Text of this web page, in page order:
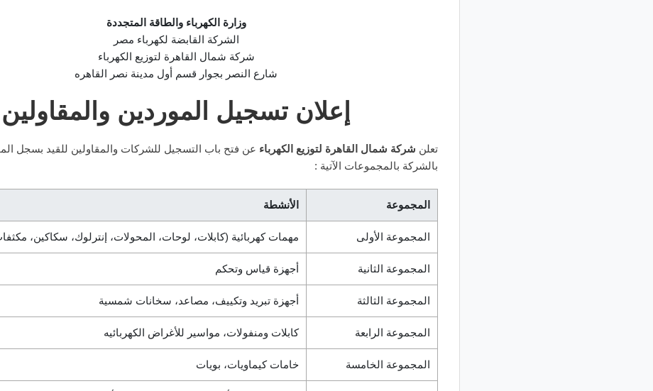
وزارة الكهرباء والطاقة المتجددة
الشركة القابضة لكهرباء مصر
شركة شمال القاهرة لتوزيع الكهرباء
شارع النصر بجوار قسم أول مدينة نصر القاهره
إعلان تسجيل الموردين والمقاولين
تعلن شركة شمال القاهرة لتوزيع الكهرباء عن فتح باب التسجيل للشركات والمقاولين للقيد بسجل
بالشركة بالمجموعات الآتية :
المجموعة الأنشطة
المجموعة الأولى مهمات كهربائية (كابلات، لوحات، المحولات، إنترلوك، سكاكين،
المجموعة الثانية أجهزة قياس وتحكم
المجموعة الثالثة أجهزة تبريد وتكييف، مصاعد، سخانات شمسية
المجموعة الرابعة كابلات ومنفولات، مواسير للأغراض الكهربائيه
المجموعة الخامسة خامات كيماويات، بويات